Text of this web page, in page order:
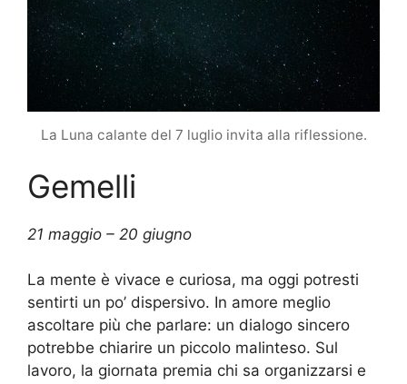
La Luna calante del 7 luglio invita alla riflessione.
Gemelli
21 maggio – 20 giugno
La mente è vivace e curiosa, ma oggi potresti
sentirti un po’ dispersivo. In amore meglio
ascoltare più che parlare: un dialogo sincero
potrebbe chiarire un piccolo malinteso. Sul
lavoro, la giornata premia chi sa organizzarsi e